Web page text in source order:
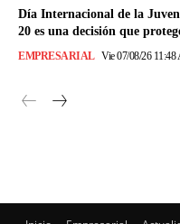
Día Internacional de la
20 es una decisión que
EMPRESARIAL Vie 07/08/26 11:48